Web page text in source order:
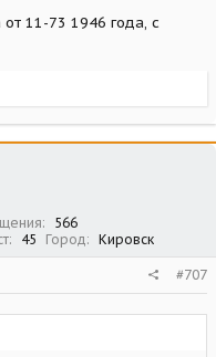
11-73 1946 года, с
566
45 Город Кировск
#707